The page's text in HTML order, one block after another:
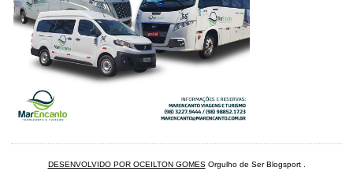
DESENVOLVIDO POR OCEILTON GOMESOrgulho de Ser Blogsport